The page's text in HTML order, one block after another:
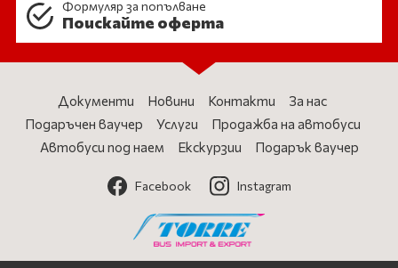
Формуляр за попълване
Поискайте оферта
Документи Новини Контакти
За нас
Подаръчен ваучер
Услуги
Продажба на автобуси
Автобуси под наем
Екскурзии Подарък ваучер
Facebook Instagram